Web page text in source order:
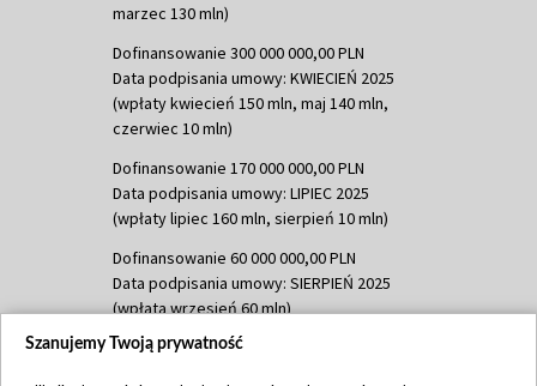
marzec 130 mln)
Dofinansowanie 300 000 000,00 PLN
Data podpisania umowy: KWIECIEŃ 2025
(wpłaty kwiecień 150 mln, maj 140 mln,
czerwiec 10 mln)
Dofinansowanie 170 000 000,00 PLN
Data podpisania umowy: LIPIEC 2025
(wpłaty lipiec 160 mln, sierpień 10 mln)
Dofinansowanie 60 000 000,00 PLN
Data podpisania umowy: SIERPIEŃ 2025
(wpłata wrzesień 60 mln)
Dofinansowanie 635 783 051,21 PLN
Szanujemy Twoją prywatność